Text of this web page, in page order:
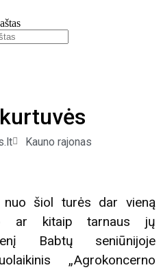
Kauno rajonas
nuo šiol turės dar vieną
ar kitaip tarnaus jų
Babtų seniūnijoje
„Agrokoncerno